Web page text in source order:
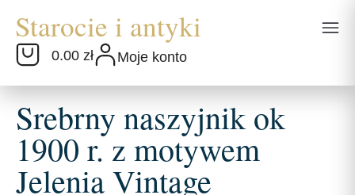
0.00 zł Moje konto
Srebrny naszyjnik ok
1900 r. z motywem
Jelenia Vintage